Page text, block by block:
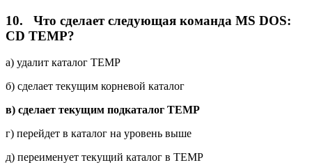
10.
Что сделает следующая команда MS DOS:
CD TEMP?
a) удалит каталог TEMP
б) сделает текущим корневой каталог
в) сделает текущим подкаталог TEMP
г) перейдет в каталог на уровень выше
д) переименует текущий каталог в TEMP